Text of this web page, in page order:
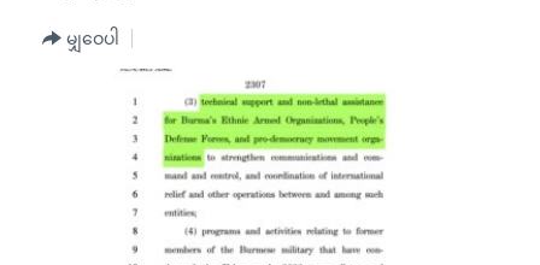
အစ္စရေး-ပါလက်စတိုင်း
အင်္ဂလိပ်စာလေ့လာမယ်
အမေရိကန်သုံးအီဒီယံ
မကြေးမုံရဲ့ အင်္ဂလိပ်စာ
ရုပ်ရှင်ထဲက အင်္ဂလိပ်စာ
သုတပဒေသာ အင်္ဂလိပ်စာ
အပတ်စဉ်ကဏ္ဍများ
ရေဒီယိုနှင့်ရုပ်သံ အချက်အလက်များ
ရေဒီယို/တီဗွီအစီအစဉ်
Learning English
မျှဝေပါ